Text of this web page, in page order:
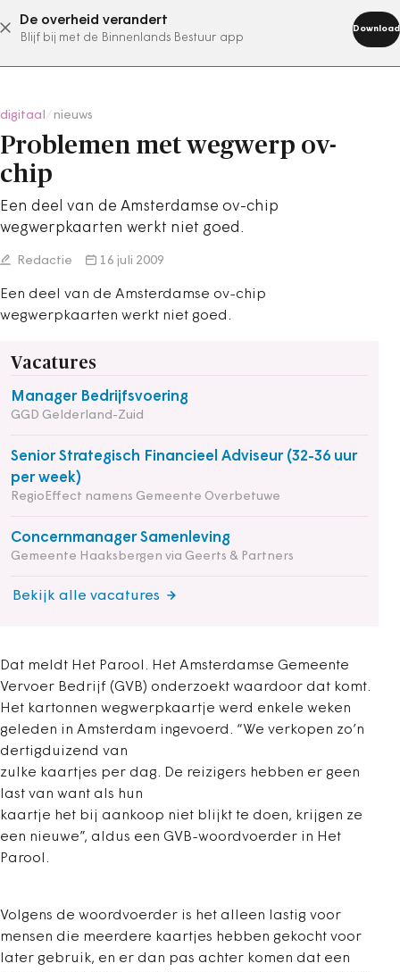
De overheid verandert
Blijf bij met de Binnenlands Bestuur app
Download
abonneer nu
digitaal nieuws
Problemen met wegwerp ov-
chip
Een deel van de Amsterdamse ov-chip
wegwerpkaarten werkt niet goed.
Redactie 16 juli 2009
Een deel van de Amsterdamse ov-chip
wegwerpkaarten werkt niet goed.
Vacatures
Manager Bedrijfsvoering
GGD Gelderland-Zuid
Senior Strategisch Financieel Adviseur (32-36 uur
per week)
RegioEffect namens Gemeente Overbetuwe
Concernmanager Samenleving
Gemeente Haaksbergen via Geerts & Partners
Bekijk alle vacatures
Dat meldt Het Parool. Het Amsterdamse Gemeente
Vervoer Bedrijf (GVB) onderzoekt waardoor dat komt.
Het kartonnen wegwerpkaartje werd enkele weken
geleden in Amsterdam ingevoerd. “We verkopen zo’n
dertigduizend van
zulke kaartjes per dag. De reizigers hebben er geen
last van want als hun
kaartje het bij aankoop niet blijkt te doen, krijgen ze
een nieuwe”, aldus een GVB-woordvoerder in Het
Parool.
Volgens de woordvoerder is het alleen lastig voor
mensen die meerdere kaartjes hebben gekocht voor
later gebruik, en er dan pas achter komen dat een